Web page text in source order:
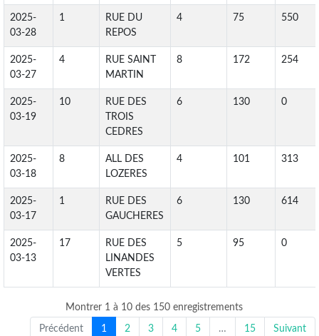
2025-
03-28
1
RUE DU
REPOS
4 75 550
2025-
03-27
4
RUE SAINT
MARTIN
8 172 254
2025-
03-19
10
RUE DES
TROIS
CEDRES
6 130 0
2025-
03-18
8
ALL DES
LOZERES
4 101 313
2025-
03-17
1
RUE DES
GAUCHERES
6 130 614
2025-
03-13
17
RUE DES
LINANDES
VERTES
5 95 0
Montrer 1 à 10 des 150 enregistrements
Précédent 1 2 3 4 5 … 15 Suivant